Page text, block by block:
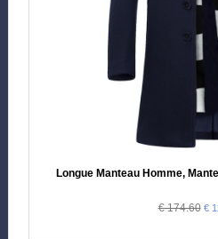
Longue Manteau Homme,
€ 174.60 €